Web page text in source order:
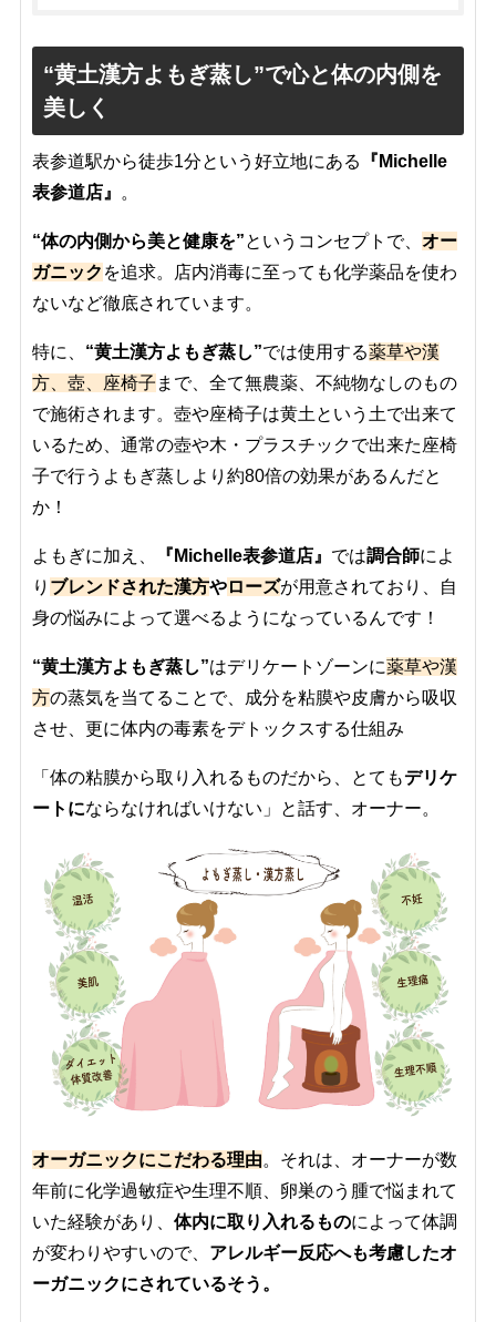
“黄土漢方よもぎ蒸し”で心と体の内側を
美しく
表参道駅から徒歩1分という好立地にある
『Michelle
表参道店』
。
“体の内側から美と健康を”というコンセプトで、 オー
ガニック を追求。店内消毒に至っても化学薬品を使わ
ないなど徹底されています。
特に、 “黄土漢方よもぎ蒸し”では使用する薬草や漢
方、 壺、座椅子 まで、全て無農薬、不純物なしのもの
で施術されます。壺や座椅子は黄土という土で出来て
いるため、通常の壺や木・プラスチックで出来た座椅
子で行うよもぎ蒸しより約80倍の効果があるんだと
か！
よもぎに加え、 『Michelle表参道店』 では調合師によ
り ブレンドされた漢方やローズが用意されており、自
身の悩みによって選べるようになっているんです！
“黄土漢方よもぎ蒸し”はデリケートゾーンに薬草や漢
方の蒸気を当てることで、
成分を粘膜や皮膚から吸収
させ、更に体内の毒素をデトックスする仕組み
「体の粘膜から取り入れるものだから、とてもデリケ
ートにならなければいけない」と話す、オーナー。
オーガニックにこだわる理由。それは、オーナーが数
年前に化学過敏症や生理不順、卵巣のう腫で悩まれて
いた経験があり、 体内に取り入れるものによって体調
が変わりやすいので、 アレルギー反応へも考慮したオ
ーガニックにされているそう。